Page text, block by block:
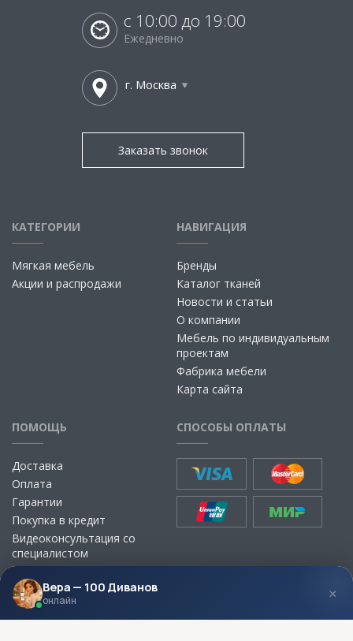
с 10:00 до 19:00
Ежедневно
г. Москва
Заказать звонок
КАТЕГОРИИ
Мягкая мебель
Акции и распродажи
НАВИГАЦИЯ
Бренды
Каталог тканей
Новости и статьи
О компании
Мебель по индивидуальным
проектам
Фабрика мебели
Карта сайта
ПОМОЩЬ
Доставка
Оплата
Гарантии
Покупка в кредит
Видеоконсультация со
специалистом
Выбор ткани для мебели без
визита в магазин
СПОСОБЫ ОПЛАТЫ
МЫ В СОЦСЕТЯХ КОНТАКТЫ
Вера — 100 Диванов
онлайн ×